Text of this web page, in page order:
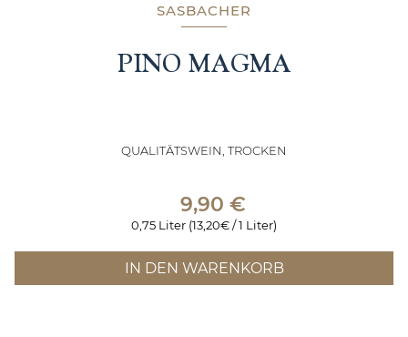
SASBACHER
PINO MAGMA
QUALITÄTSWEIN, TROCKEN
9,90 €
0,75 Liter (13,20€ / 1 Liter)
IN DEN WARENKORB